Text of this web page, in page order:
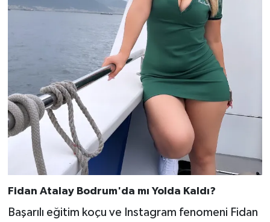
Fidan Atalay Bodrum'da mı Yolda Kaldı?
Başarılı eğitim koçu ve Instagram fenomeni Fidan